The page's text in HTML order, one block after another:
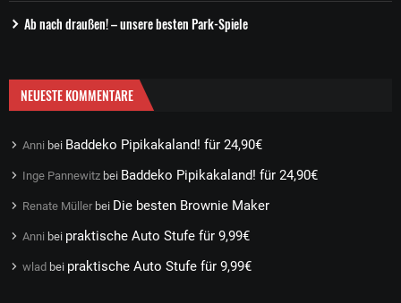
Ab nach draußen! – unsere besten Park-Spiele
NEUESTE KOMMENTARE
Anni bei Baddeko Pipikakaland! für 24,90€
Inge Pannewitz bei Baddeko Pipikakaland! für 24,90€
Renate Müller bei Die besten Brownie Maker
Anni bei praktische Auto Stufe für 9,99€
wlad bei praktische Auto Stufe für 9,99€